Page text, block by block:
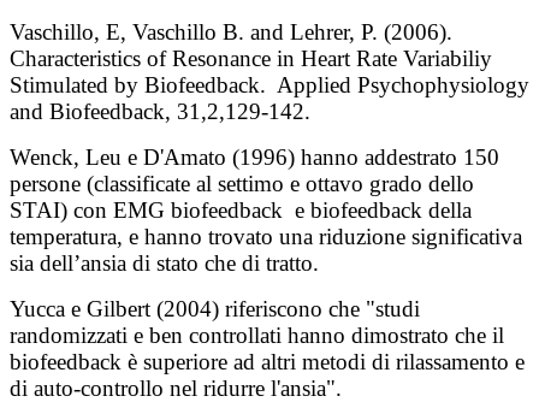
Vaschillo, E, Vaschillo B. and Lehrer, P. (2006).
Characteristics of Resonance in Heart Rate Variabiliy
Stimulated by Biofeedback. Applied Psychophysiology
and Biofeedback, 31,2,129-142.
Wenck, Leu e D'Amato (1996) hanno addestrato 150
persone (classificate al settimo e ottavo grado dello
STAI) con EMG biofeedback e biofeedback della
temperatura, e hanno trovato una riduzione significativa
sia dell’ansia di stato che di tratto.
Yucca e Gilbert (2004) riferiscono che "studi
randomizzati e ben controllati hanno dimostrato che il
biofeedback è superiore ad altri metodi di rilassamento e
di auto-controllo nel ridurre l'ansia".